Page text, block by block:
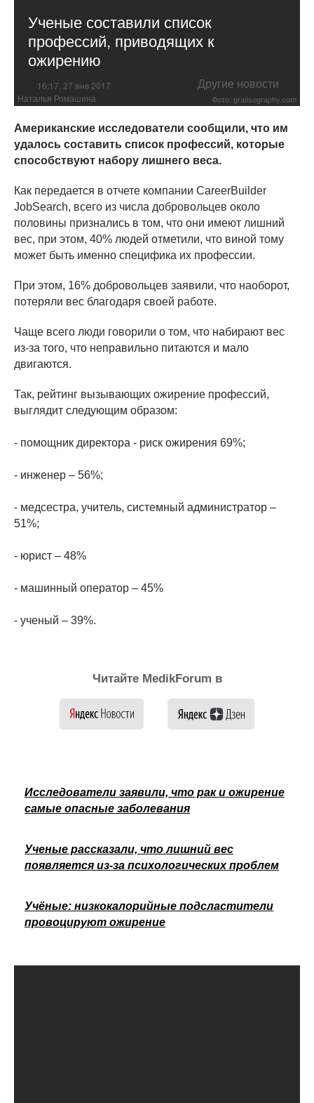
Ученые составили список
профессий, приводящих к
ожирению
16:17, 27 янв 2017 Другие новости
Наталья Ромашина Фото: gratisography.com
Американские исследователи сообщили, что им
удалось составить список профессий, которые
способствуют набору лишнего веса.
Как передается в отчете компании CareerBuilder
JobSearch, всего из числа добровольцев около
половины признались в том, что они имеют лишний
вес, при этом, 40% людей отметили, что виной тому
может быть именно специфика их профессии.
При этом, 16% добровольцев заявили, что наоборот,
потеряли вес благодаря своей работе.
Чаще всего люди говорили о том, что набирают вес
из-за того, что неправильно питаются и мало
двигаются.
Так, рейтинг вызывающих ожирение профессий,
выглядит следующим образом:
- помощник директора - риск ожирения 69%;
- инженер – 56%;
- медсестра, учитель, системный администратор –
51%;
- юрист – 48%
- машинный оператор – 45%
- ученый – 39%.
Читайте MedikForum в
Исследователи заявили, что рак и ожирение
самые опасные заболевания
Ученые рассказали, что лишний вес
появляется из-за психологических проблем
Учёные: низкокалорийные подсластители
провоцируют ожирение